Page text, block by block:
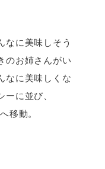
なに美味しそう
のお姉さんがい
なに美味しくな
に並び、
移動。